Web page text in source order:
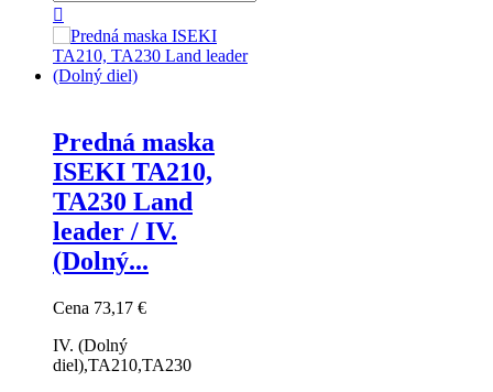

Predná maska
ISEKI TA210,
TA230 Land
leader / IV.
(Dolný...
Cena 73,17 €
IV. (Dolný
diel),TA210,TA230